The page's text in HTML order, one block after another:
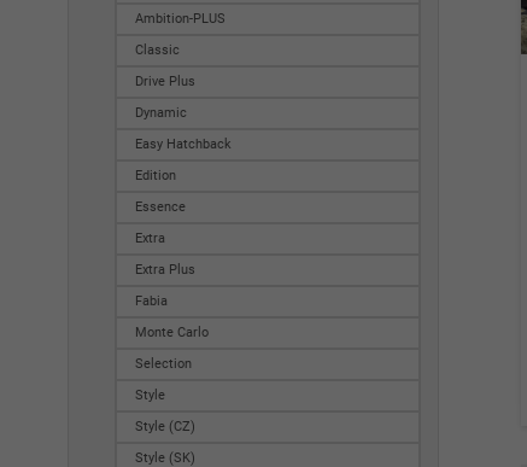
Ambition-PLUS
Classic
Drive Plus
Dynamic
Easy Hatchback
Edition
Essence
Extra
Extra Plus
Fabia
Monte Carlo
Selection
Style
Style (CZ)
Style (SK)